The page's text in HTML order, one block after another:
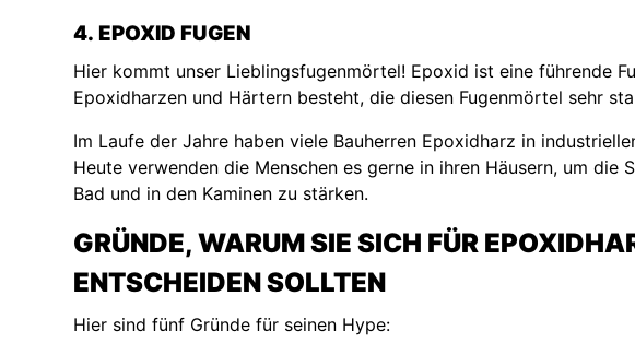
4. EPOXID FUGEN
Hier kommt unser Lieblingsfugenmörtel! Epoxid ist eine führende
Epoxidharzen und Härtern besteht, die diesen Fugenmörtel sehr
Im Laufe der Jahre haben viele Bauherren Epoxidharz in
Heute verwenden die Menschen es gerne in ihren Häusern, um die
Bad und in den Kaminen zu stärken.
GRÜNDE, WARUM SIE SICH FÜR
ENTSCHEIDEN SOLLTEN
Hier sind fünf Gründe für seinen Hype: